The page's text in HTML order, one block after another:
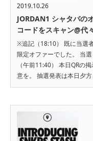
2019.10.26
JORDAN1 シャタバの
コードをスキャン@代
※追記（18:10） 既に当選
限定オファーでした。 当
（午前11:40） 本日QRの
意を。 抽選発表は本日夕